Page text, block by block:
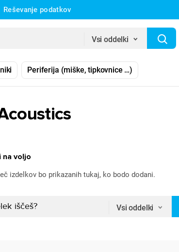
Reševanje podatkov
Vsi oddelki
Periferija (miške, tipkovnice …)
na voljo
izdelkov bo prikazanih tukaj, ko bodo dodani.
Vsi oddelki